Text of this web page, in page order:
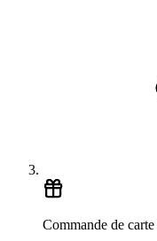
Commande de carte